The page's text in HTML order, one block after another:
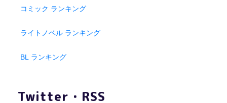
コミック ランキング
ライトノベル ランキング
BL ランキング
Twitter・RSS